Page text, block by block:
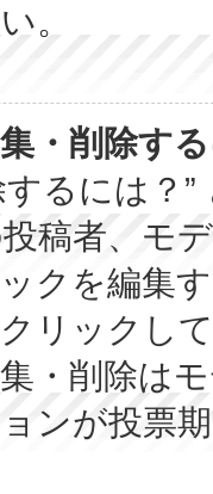
。
・削除す
るには？
稿者、モ
クを編集
リックし
・削除は
ンが投票